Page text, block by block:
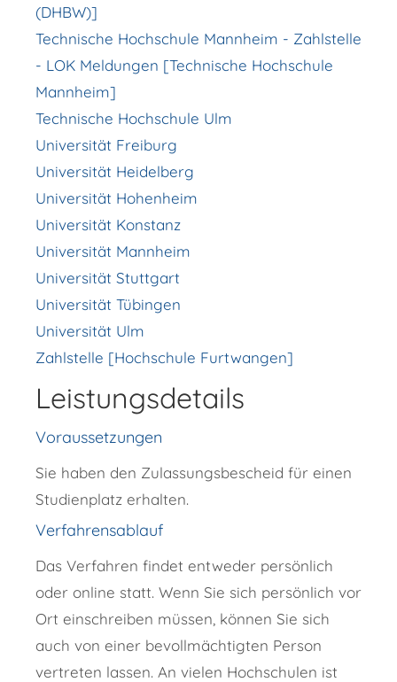
(DHBW)]
Technische Hochschule Mannheim - Zahlstelle
- LOK Meldungen [Technische Hochschule
Mannheim]
Technische Hochschule Ulm
Universität Freiburg
Universität Heidelberg
Universität Hohenheim
Universität Konstanz
Universität Mannheim
Universität Stuttgart
Universität Tübingen
Universität Ulm
Zahlstelle [Hochschule Furtwangen]
Leistungsdetails
Voraussetzungen
Sie haben den Zulassungsbescheid für einen
Studienplatz erhalten.
Verfahrensablauf
Das Verfahren findet entweder persönlich
oder online statt. Wenn Sie sich persönlich vor
Ort einschreiben müssen, können Sie sich
auch von einer bevollmächtigten Person
vertreten lassen. An vielen Hochschulen ist